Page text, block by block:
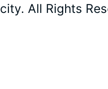
city. All Rights